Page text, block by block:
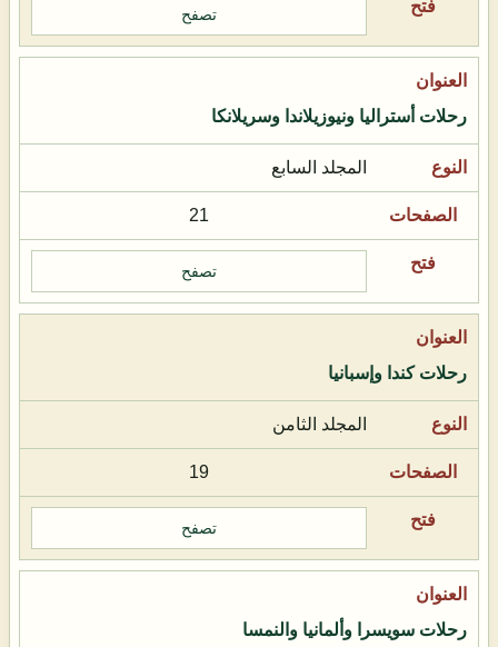
تصفح
رحلات أستراليا ونيوزيلاندا وسريلانكا
المجلد السابع
21
تصفح
رحلات كندا وإسبانيا
المجلد الثامن
19
تصفح
رحلات سويسرا وألمانيا والنمسا